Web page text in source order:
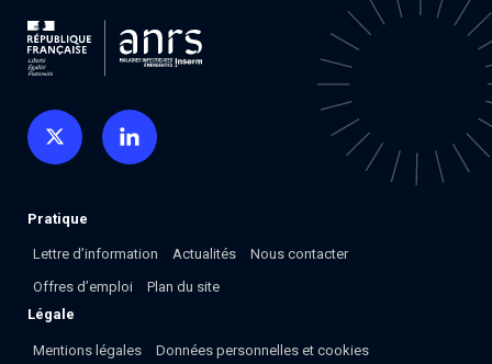
Pratique
Lettre d’information Actualités
Nous contacter
Offres d’emploi
Plan du site
Légale
Mentions légales Données personnelles et cookies